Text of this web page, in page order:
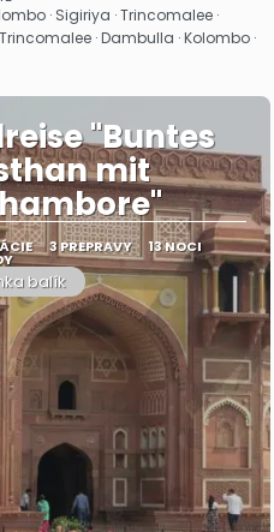
Pozrieť sa
· Sigiriya · Trincomalee ·
· Dambulla · Kolombo ·
"Buntes
mit
3 PREPRAVY 13 NOCI
balík